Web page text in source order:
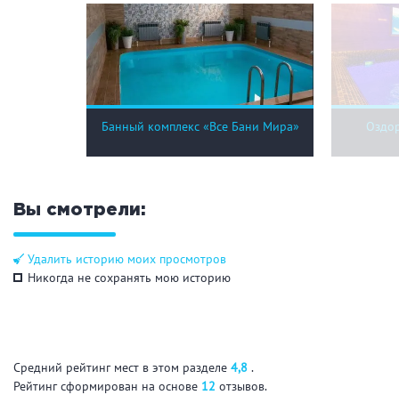
Банный комплекс «Все Бани Мира»
Вы смотрели:
Удалить историю моих просмотров
Никогда не сохранять мою историю
Средний рейтинг мест в этом разделе 4,8 .
Рейтинг сформирован на основе 12 отзывов.